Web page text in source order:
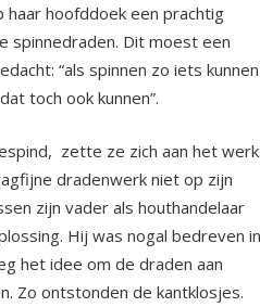
hoofddoek een prachtig
spinnedraden. Dit moest een
“als spinnen zo iets kunnen
toch ook kunnen”.
zette ze zich aan het
dradenwerk niet op zijn
zijn vader als houthandelaar
Hij was nogal bedreven in
het idee om de draden aan
Zo ontstonden de kantklosjes.